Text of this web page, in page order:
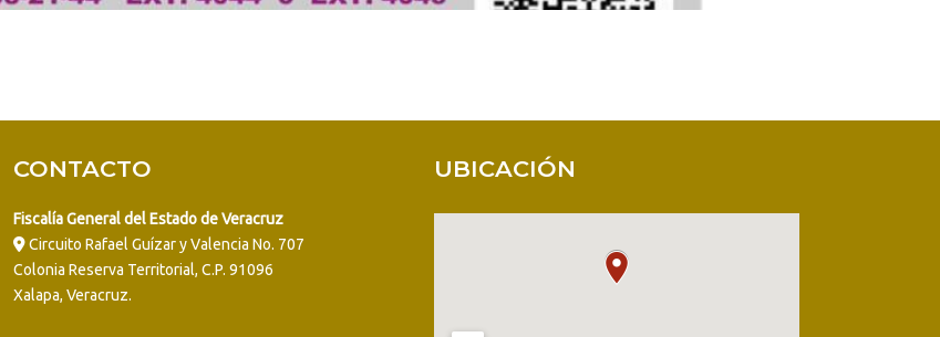
CONTACTO
Fiscalía General del Estado de Veracruz
Circuito Rafael Guízar y Valencia No. 707
Colonia Reserva Territorial, C.P. 91096
Xalapa, Veracruz.
UBICACIÓN